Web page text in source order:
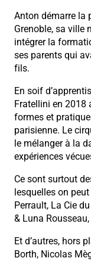
Anton démarre la
Grenoble, sa ville
intégrer la
ses parents qui
fils.
En soif
Fratellini en 2018
formes et
parisienne. Le
le mélanger à la
expériences
Ce sont surtout
lesquelles on
Perrault, La Cie
& Luna
Et d’autres, hors
Borth, Nicolas